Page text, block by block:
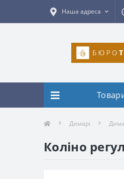
Наша адреса
Димарі
Коліно